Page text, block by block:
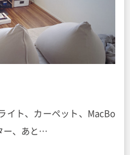
イト、カーペット、MacBo
ー、あと…